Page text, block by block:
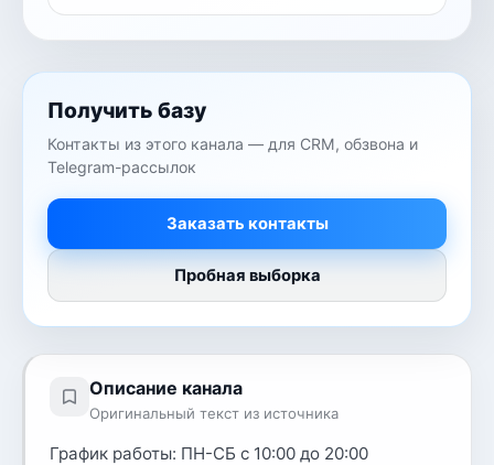
Описание канала
Оригинальный текст из источника
График работы: ПН-СБ с 10:00 до 20:00
Получить базу
Контакты из этого канала — для CRM, обзвона и
Telegram-рассылок
Заказать контакты
Пробная выборка